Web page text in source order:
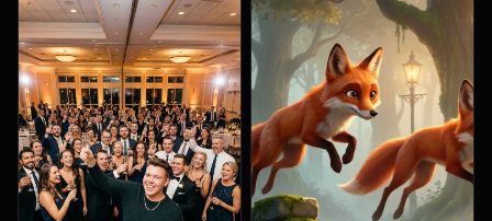
азартом улыбается и
показывает карточку с
названием категории. За...
несколько пар вышли
танцевать на небольшой
танцпол перед сценой.
Разно...